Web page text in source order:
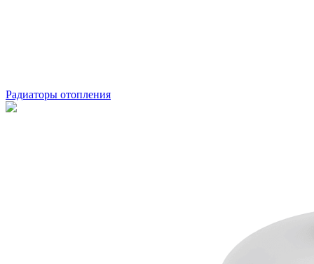
Радиаторы отопления